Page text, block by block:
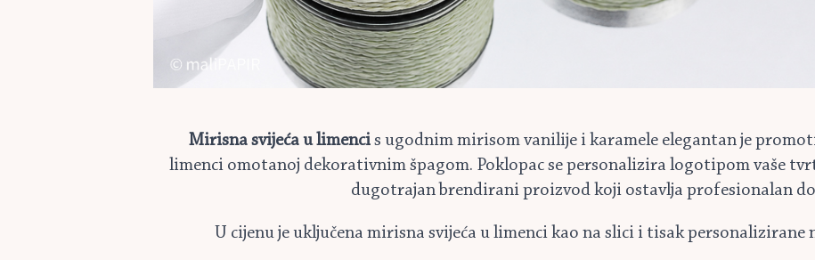
Mirisna svijeća u limencis ugodnim mirisom vanilije i karamele elegantan je
limenci omotanoj dekorativnim špagom. Poklopac se personalizira logotipom vaše
dugotrajan brendirani proizvod koji ostavlja profesionalan
U cijenu je uključena mirisna svijeća u limenci kao na slici i tisak personalizirane